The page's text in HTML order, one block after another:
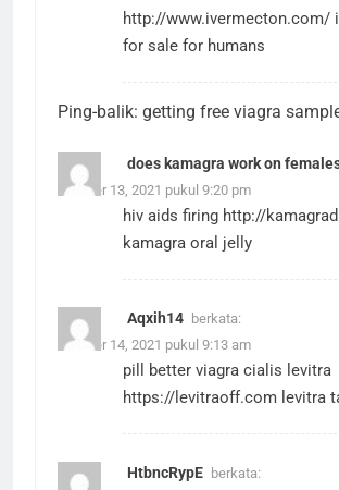
http://www.ivermecton.com/
for sale for humans
Ping-balik: getting free viagra
does kamagra work on
Oktober 13, 2021 pukul 9:20 pm
hiv aids firing http://
kamagra oral jelly
Aqxih14 berkata:
Oktober 14, 2021 pukul 9:13 am
pill better viagra cialis levitra
https://levitraoff.com levitra
HtbncRypE berkata: